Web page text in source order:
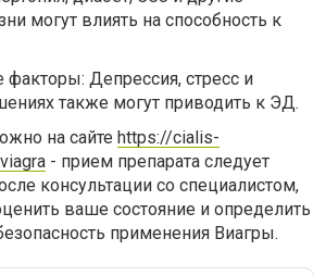
могут влиять на способность к
факторы: Депрессия, стресс и
также могут приводить к ЭД.
на сайте https://cialis-
- прием препарата следует
консультации со специалистом,
ваше состояние и определить
применения Виагры.